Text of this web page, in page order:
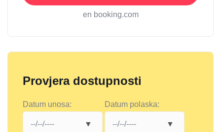
en booking.com
Provjera dostupnosti
Datum unosa: Datum polaska: